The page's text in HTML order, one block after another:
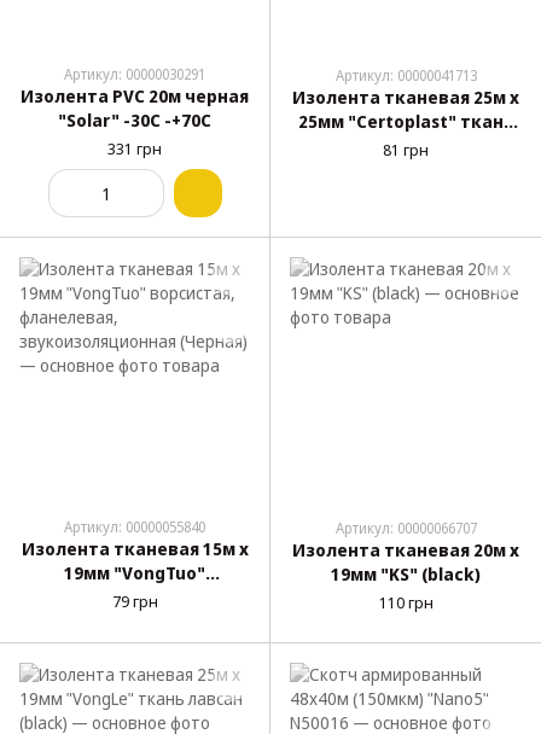
Артикул: 00000030291
Изолента PVC 20м черная
"Solar" -30С -+70С
331 грн
Артикул: 00000041713
Изолента тканевая 25м х
25мм "Сertoplast" ткань
лавсан, черная (№2)
81 грн
Артикул: 00000055840
Изолента тканевая 15м х
19мм "VongTuo"
ворсистая, фланелевая,
(Черная)
79 грн
Артикул: 00000066707
Изолента тканевая 20м х
19мм "KS" (black)
110 грн